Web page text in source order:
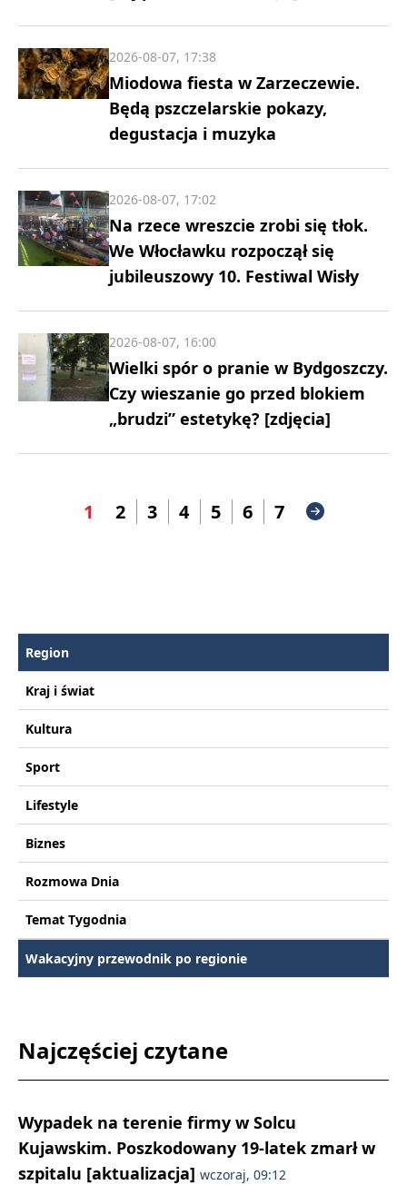
Miodowa fiesta w Zarzeczewie.
Będą pszczelarskie pokazy,
degustacja i muzyka
2026-08-07, 17:38
Na rzece wreszcie zrobi się tłok.
We Włocławku rozpoczął się
jubileuszowy 10. Festiwal Wisły
2026-08-07, 17:02
Wielki spór o pranie w Bydgoszczy.
Czy wieszanie go przed blokiem
„brudzi” estetykę? [zdjęcia]
2026-08-07, 16:00
1 2 3 4 5 6 7
Region
Kraj i świat
Kultura
Sport
Lifestyle
Biznes
Rozmowa Dnia
Temat Tygodnia
Wakacyjny przewodnik po regionie
Najczęściej czytane
Wypadek na terenie firmy w Solcu
Kujawskim. Poszkodowany 19-latek zmarł w
szpitalu [aktualizacja] wczoraj, 09:12